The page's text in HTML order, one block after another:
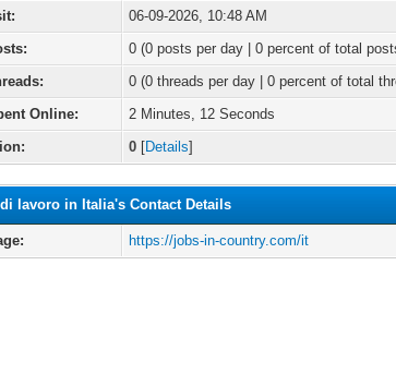
06-09-2026, 10:48 AM
0 (0 posts per day | 0 percent of total
0 (0 threads per day | 0 percent of total
Online:
2 Minutes, 12 Seconds
0 [Details]
lavoro in Italia's Contact Details
https://jobs-in-country.com/it